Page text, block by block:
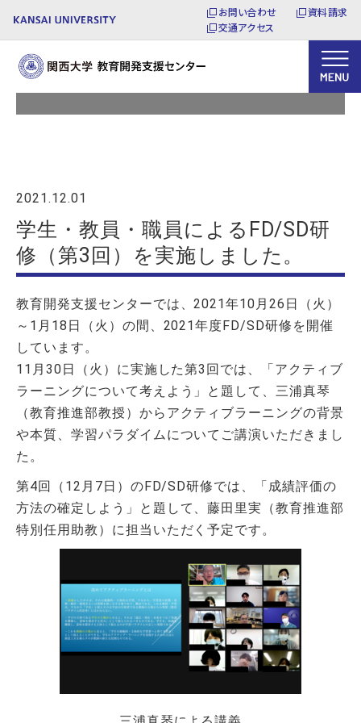
お問い合わせ
資料請求
交通アクセス
トピックス
2021.12.01
学生・教員・職員によるFD/SD研
修（第3回）を実施しました。
教育開発支援センターでは、2021年10月26日（火）
～1月18日（火）の間、2021年度FD/SD研修を開催
しています。
11月30日（火）に実施した第3回では、「アクティブ
ラーニングについて考えよう」と題して、三浦真琴
（教育推進部教授）からアクティブラーニングの背景
や本質、学習パラダイムについてご講演いただきまし
た。
第4回（12月7日）のFD/SD研修では、「成績評価の
方法の確定しよう」と題して、藤田里実（教育推進部
特別任用助教）に担当いただく予定です。